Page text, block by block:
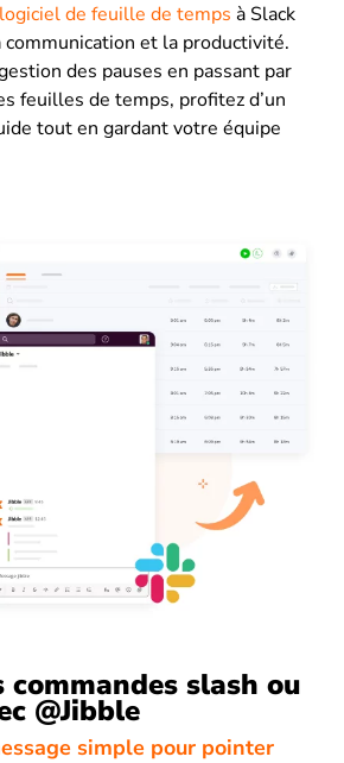
logiciel de feuille de temps à Slack
et la productivité.
des pauses en passant par
feuilles de temps, profitez d’un
tout en gardant votre équipe
commandes slash ou
@Jibble
simple pour pointer